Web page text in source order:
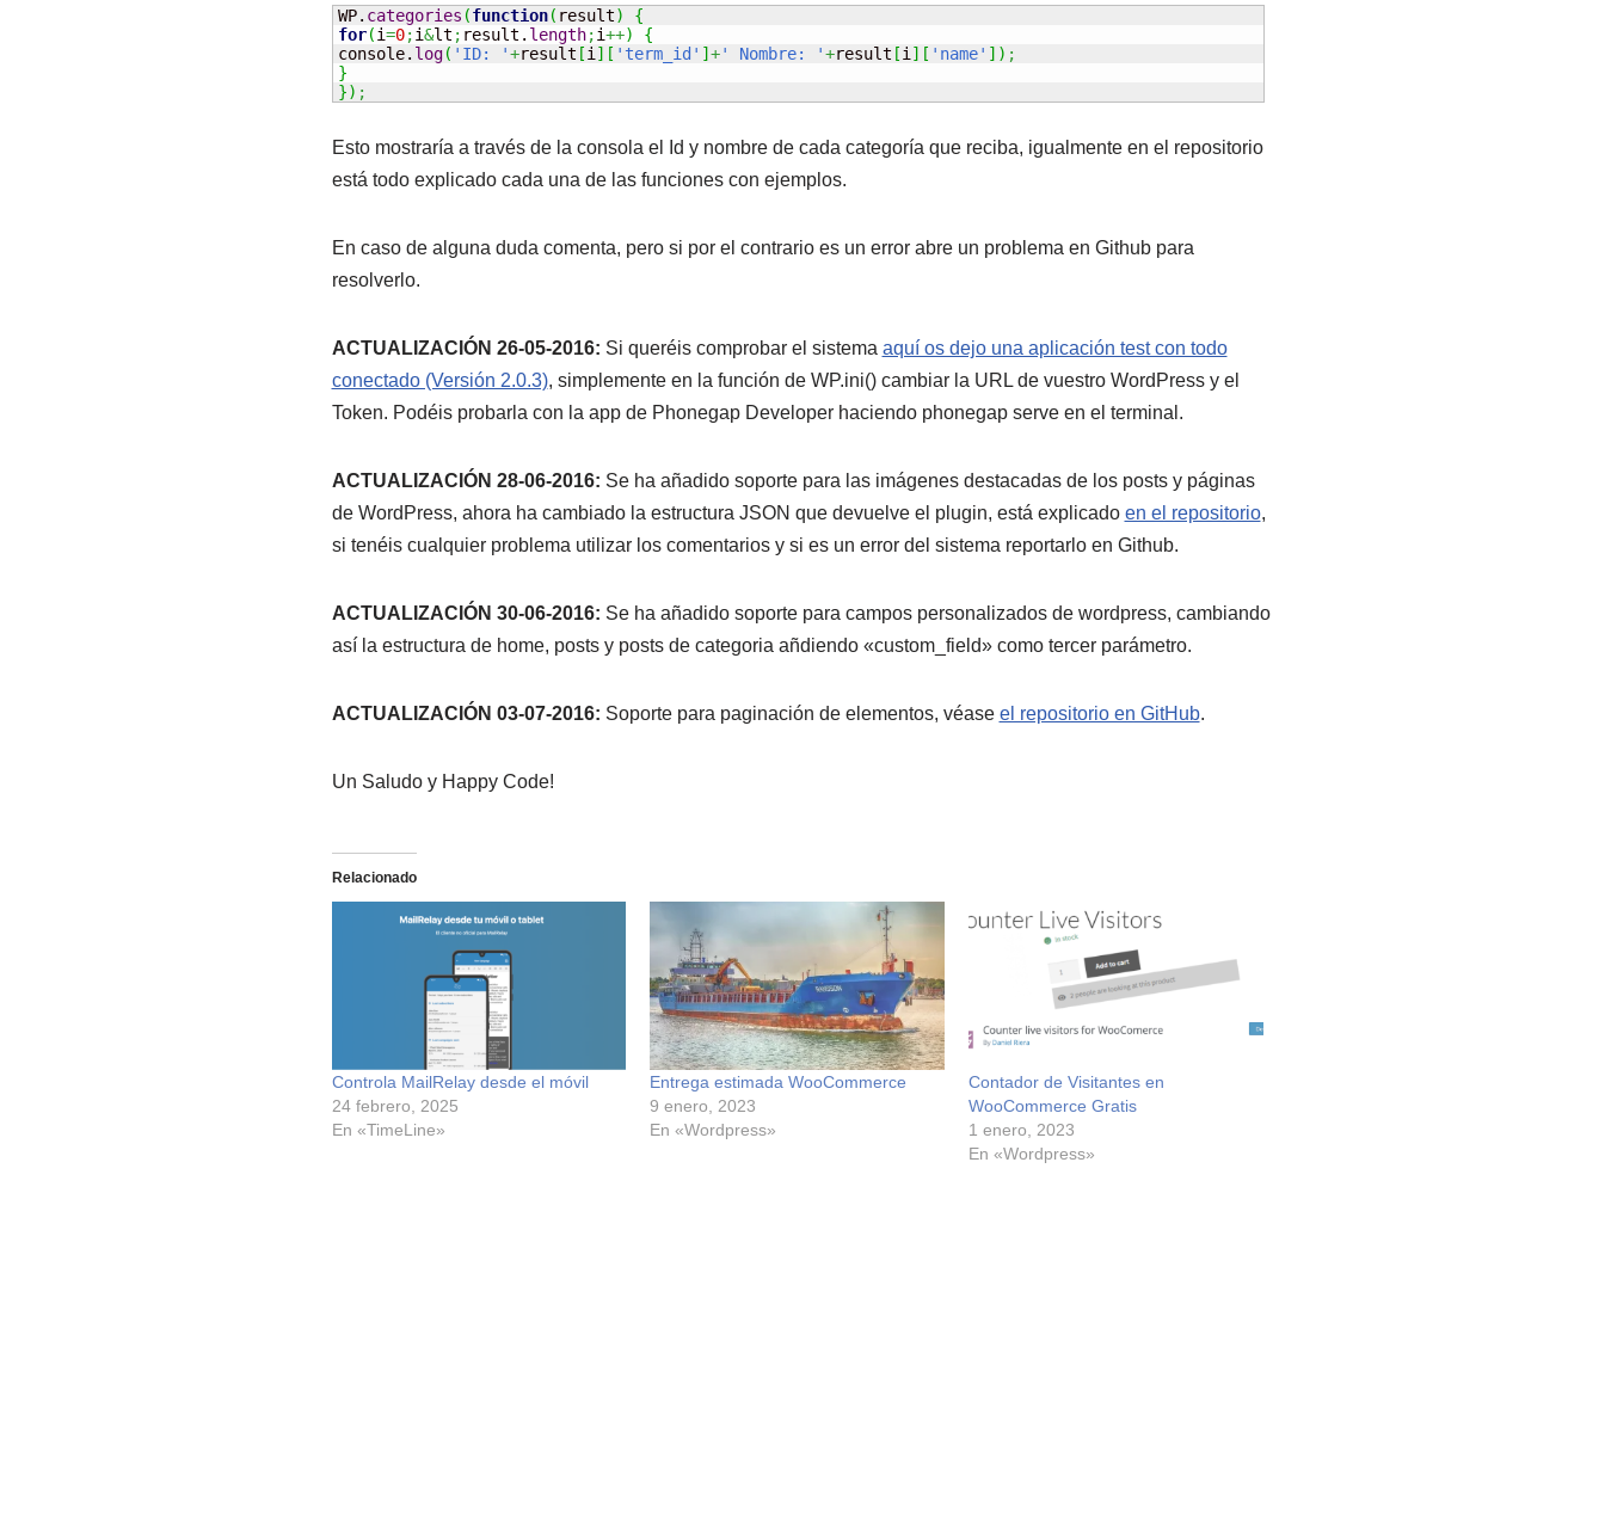
WP. categories (function( result)
{
for(i=0;i&lt ; result. length;i++)
{
console. log( 'ID: '+result [i ] [ 'term_id' ] +' Nombre: '+result [i ] [ 'name' ] ) ;
}
}) ;
Esto mostraría a través de la consola el Id y nombre de cada categoría que reciba, igualmente en el repositorio
está todo explicado cada una de las funciones con ejemplos.
En caso de alguna duda comenta, pero si por el contrario es un error abre un problema en Github para
resolverlo.
ACTUALIZACIÓN 26-05-2016: Si queréis comprobar el sistema aquí os dejo una aplicación test con todo
conectado (Versión 2.0.3), simplemente en la función de WP.ini() cambiar la URL de vuestro WordPress y el
Token. Podéis probarla con la app de Phonegap Developer haciendo phonegap serve en el terminal.
ACTUALIZACIÓN 28-06-2016: Se ha añadido soporte para las imágenes destacadas de los posts y páginas
de WordPress, ahora ha cambiado la estructura JSON que devuelve el plugin, está explicado en el repositorio,
si tenéis cualquier problema utilizar los comentarios y si es un error del sistema reportarlo en Github.
ACTUALIZACIÓN 30-06-2016: Se ha añadido soporte para campos personalizados de wordpress, cambiando
así la estructura de home, posts y posts de categoria añdiendo «custom_field» como tercer parámetro.
ACTUALIZACIÓN 03-07-2016: Soporte para paginación de elementos, véase el repositorio en GitHub.
Un Saludo y Happy Code!
Relacionado
Controla MailRelay desde el móvil
24 febrero, 2025
En «TimeLine»
Entrega estimada WooCommerce
9 enero, 2023
En «Wordpress»
Contador de Visitantes en
WooCommerce Gratis
1 enero, 2023
En «Wordpress»